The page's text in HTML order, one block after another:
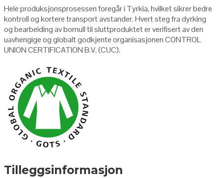
Hele produksjonsprosessen foregår i Tyrkia, hvilket sikrer bedre
kontroll og kortere transport avstander. Hvert steg fra dyrking
og bearbeiding av bomull til sluttproduktet er verifisert av den
uavhengige og globalt godkjente organisasjonen CONTROL
UNION CERTIFICATION B.V. (CUC).
Tilleggsinformasjon